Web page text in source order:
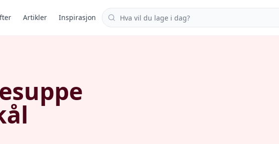
Artikler Inspirasjon Søk i oppskrifter